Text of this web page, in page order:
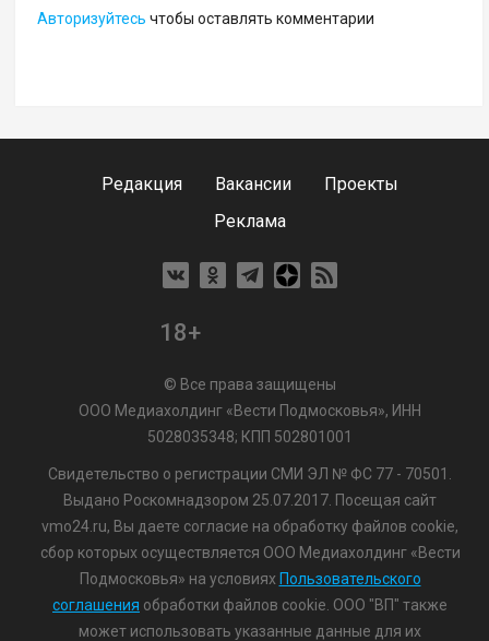
Авторизуйтесь чтобы оставлять комментарии
Редакция Вакансии
Проекты
Реклама
18+
© Все права защищены
ООО Медиахолдинг «Вести Подмосковья», ИНН
5028035348; КПП 502801001
Свидетельство о регистрации СМИ ЭЛ № ФС 77 - 70501.
Выдано Роскомнадзором 25.07.2017. Посещая сайт
vmo24.ru, Вы даете согласие на обработку файлов cookie,
сбор которых осуществляется ООО Медиахолдинг «Вести
Подмосковья» на условиях Пользовательского
соглашения обработки файлов cookie. ООО "ВП" также
может использовать указанные данные для их